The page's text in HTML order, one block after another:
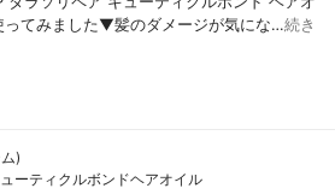
てみました⁡⁡⁡⁡▼⁡髪のダメージが気にな…続き
)
ーティクルボンドヘアオイル